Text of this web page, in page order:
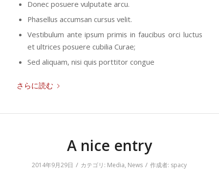
Donec posuere vulputate arcu.
Phasellus accumsan cursus velit.
Vestibulum ante ipsum primis in faucibus orci luctus
et ultrices posuere cubilia Curae;
Sed aliquam, nisi quis porttitor congue
さらに読む
A nice entry
2014年9月29日 / カテゴリ: Media, News / 作成者: spacy